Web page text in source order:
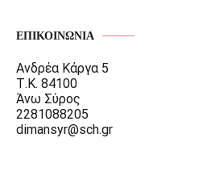
ΕΠΙΚΟΙΝΩΝΊΑ
Ανδρέα Κάργα 5
Τ.Κ. 84100
Άνω Σύρος
2281088205
dimansyr@sch.gr